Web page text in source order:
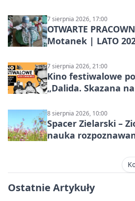
7 sierpnia 2026, 17:00
OTWARTE
Motanek | LATO
7 sierpnia 2026, 21:00
Kino festiwalowe
„Dalida. Skazana na
8 sierpnia 2026, 10:00
Spacer Zielarski –
nauka
Ostatnie Artykuły